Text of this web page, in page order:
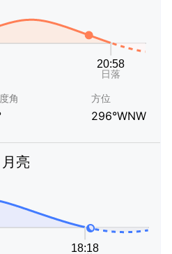
角 方位
296°WNW
月亮